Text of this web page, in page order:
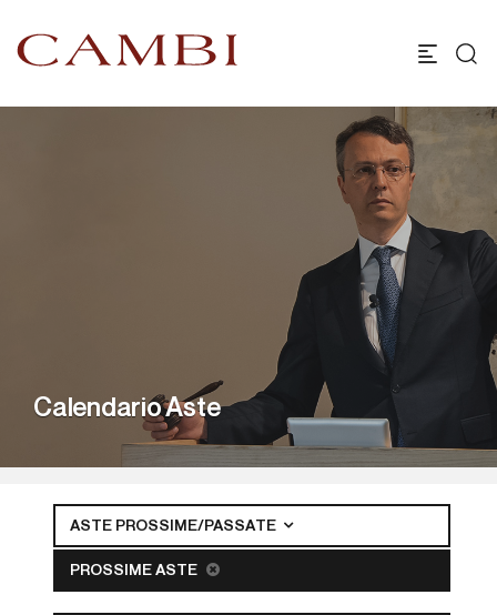
Calendario Aste
ASTE PROSSIME/PASSATE
PROSSIME ASTE